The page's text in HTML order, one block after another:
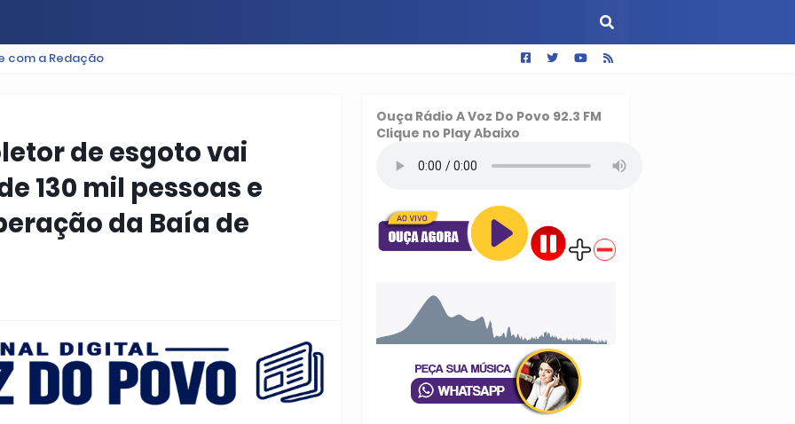
BAIXADA
com a Redação
de esgoto vai
130 mil pessoas e
da Baía de
Ouça Rádio A Voz Do Povo 92.3 FM
Clique no Play Abaixo